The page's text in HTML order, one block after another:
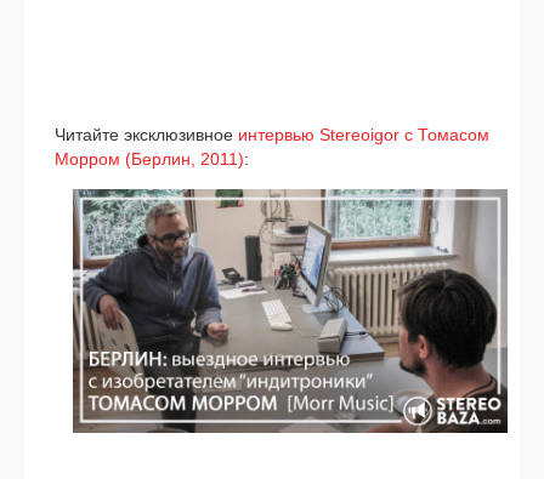
Читайте экс­клю­зив­ное интер­вью Stereoigor с Томасом
Морром (Берлин, 2011):